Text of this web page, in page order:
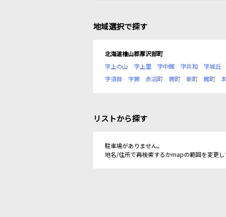
地域選択で探す
北海道檜山郡厚沢部町
字上の山
字上里 字中館 字共和 字城丘
字須賀
字鶉 赤沼町 鶉町 新町 館町
リストから探す
駐車場がありません。
地名/住所で再検索するかmapの範囲を変更し